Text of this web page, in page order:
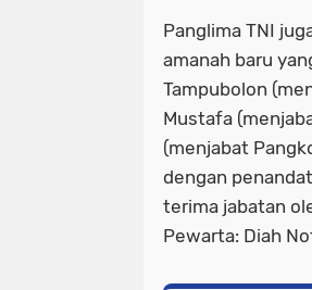
Panglima TNI
amanah baru
Tampubolon
Mustafa
(menjabat
dengan
terima jabatan
Pewarta: Diah